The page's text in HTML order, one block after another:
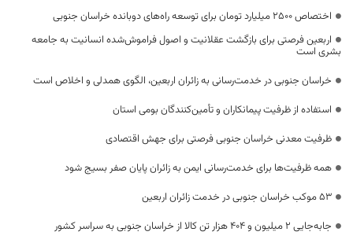
اختصاص 2500 میلیارد تومان برای توسعه راه‌های دوبانده خراسان جنوبی
اربعین فرصتی برای بازگشت عقلانیت و اصول فراموش‌شده انسانیت به جامعه
بشری است
خراسان جنوبی در خدمت‌رسانی به زائران اربعین، الگوی همدلی و اخلاص است
استفاده از ظرفیت پیمانکاران و تأمین‌کنندگان بومی استان
ظرفیت معدنی خراسان جنوبی فرصتی برای جهش اقتصادی
همه ظرفیت‌ها برای خدمت‌رسانی ایمن به زائران پایان صفر بسیج شود
53 موکب خراسان جنوبی در خدمت زائران اربعین
جابه‌جایی 2 میلیون و 404 هزار تن کالا از خراسان جنوبی به سراسر کشور